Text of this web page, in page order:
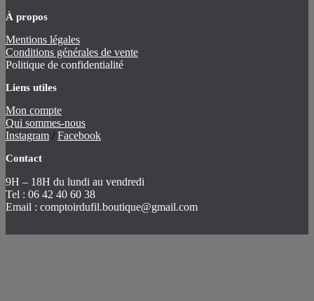
À propos
Mentions légales
Conditions générales de vente
Politique de confidentialité
Liens utiles
Mon compte
Qui sommes-nous
Instagram / Facebook
Contact
9H – 18H du lundi au vendredi
Tel : 06 42 40 60 38
Email : comptoirdufil.boutique@gmail.com